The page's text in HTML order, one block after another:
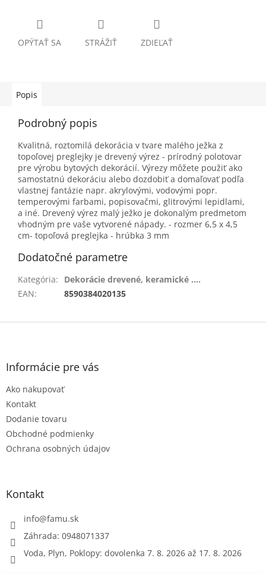
OPÝTAŤ SA STRÁŽIŤ ZDIEĽAŤ
Popis
Podrobný popis
Kvalitná, roztomilá dekorácia v tvare malého ježka z
topoľovej preglejky je drevený výrez - prírodný polotovar
pre výrobu bytových dekorácií. Výrezy môžete použiť ako
samostatnú dekoráciu alebo dozdobiť a domaľovať podľa
vlastnej fantázie napr. akrylovými, vodovými popr.
temperovými farbami, popisovačmi, glitrovými lepidlami,
a iné. Drevený výrez malý ježko je dokonalým predmetom
vhodným pre vaše vytvorené nápady. - rozmer 6,5 x 4,5
cm- topoľová preglejka - hrúbka 3 mm
Dodatočné parametre
Kategória:
Dekorácie drevené, keramické ....
EAN: 8590384020135
Z
Informácie pre vás
Ako nakupovať
Kontakt
Dodanie tovaru
Obchodné podmienky
Ochrana osobných údajov
Kontakt
info@famu.sk
Záhrada: 0948071337
Voda, Plyn, Poklopy: dovolenka 7. 8. 2026 až 17. 8. 2026